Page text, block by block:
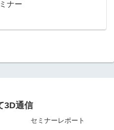
ナー
3D通信
セミナーレポート